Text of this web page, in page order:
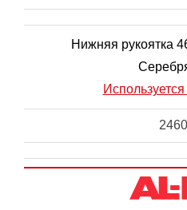
Нижняя рукоятка
2460